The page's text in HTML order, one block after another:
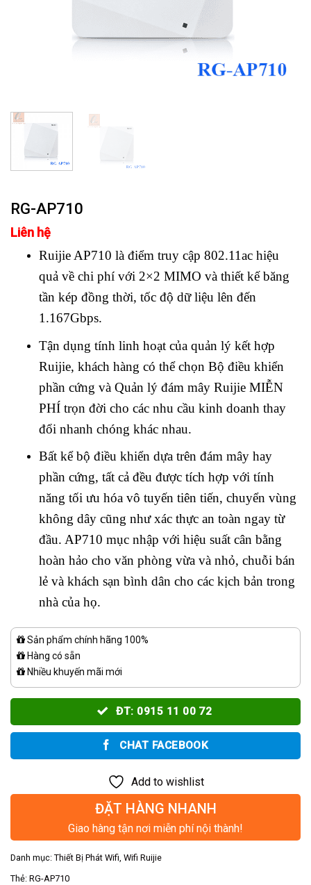
RG-AP710
Liên hệ
Ruijie AP710 là điểm truy cập 802.11ac hiệu
quả về chi phí với 2×2 MIMO và thiết kế băng
tần kép đồng thời, tốc độ dữ liệu lên đến
1.167Gbps.
Tận dụng tính linh hoạt của quản lý kết hợp
Ruijie, khách hàng có thể chọn Bộ điều khiển
phần cứng và Quản lý đám mây Ruijie MIỄN
PHÍ trọn đời cho các nhu cầu kinh doanh thay
đổi nhanh chóng khác nhau.
Bất kể bộ điều khiển dựa trên đám mây hay
phần cứng, tất cả đều được tích hợp với tính
năng tối ưu hóa vô tuyến tiên tiến, chuyển vùng
không dây cũng như xác thực an toàn ngay từ
đầu. AP710 mục nhập với hiệu suất cân bằng
hoàn hảo cho văn phòng vừa và nhỏ, chuỗi bán
lẻ và khách sạn bình dân cho các kịch bản trong
nhà của họ.
Sản phẩm chính hãng 100%
Hàng có sẵn
Nhiều khuyến mãi mới
ĐT: 0915 11 00 72
CHAT FACEBOOK
Add to wishlist
ĐẶT HÀNG NHANH
Giao hàng tận nơi miễn phí nội thành!
Danh mục: Thiết Bị Phát Wifi, Wifi Ruijie
Thẻ: RG-AP710